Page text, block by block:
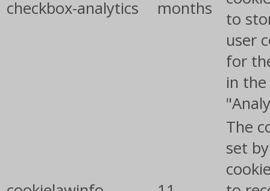
checkbox-analytics
months
to
user
for
in
The
set